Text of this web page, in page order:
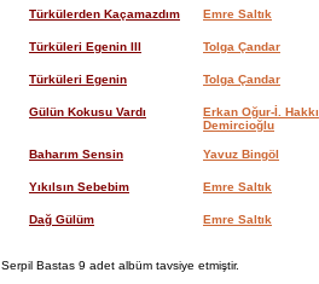
Türkülerden Kaçamazdım Emre Saltık
Türküleri Egenin III Tolga Çandar
Türküleri Egenin Tolga Çandar
Gülün Kokusu Vardı
Erkan Oğur-İ. Hakkı
Demircioğlu
Baharım Sensin Yavuz Bingöl
Yıkılsın Sebebim Emre Saltık
Dağ Gülüm Emre Saltık
Serpil Bastas 9 adet albüm tavsiye etmiştir.